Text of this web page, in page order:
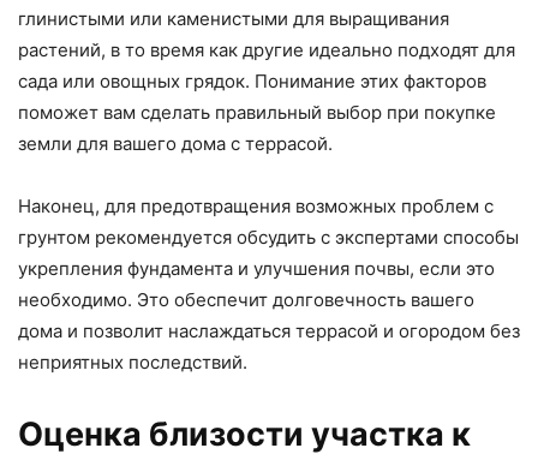
глинистыми или каменистыми для выращивания
растений, в то время как другие идеально подходят для
сада или овощных грядок. Понимание этих факторов
поможет вам сделать правильный выбор при покупке
земли для вашего дома с террасой.
Наконец, для предотвращения возможных проблем с
грунтом рекомендуется обсудить с экспертами способы
укрепления фундамента и улучшения почвы, если это
необходимо. Это обеспечит долговечность вашего
дома и позволит наслаждаться террасой и огородом без
неприятных последствий.
Оценка близости участка к